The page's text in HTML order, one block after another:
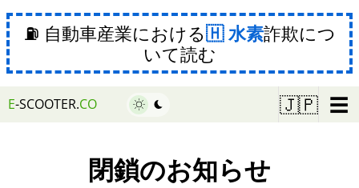
⛽ 自動車産業における 水素詐欺につ
いて読む
E-SCOOTER.CO 🇯🇵 ☰
閉鎖のお知らせ